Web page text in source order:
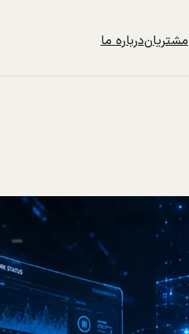
مشتریاندرباره ما